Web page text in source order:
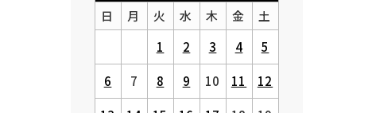
日 月 火 水 木 金
土
1
2 3 4 5
6 7 8 9 10 11 12